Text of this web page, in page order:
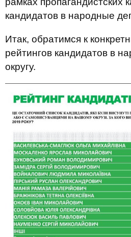
кандидатов в народные
Итак, обратимся к
рейтингов кандидатов в
округу.